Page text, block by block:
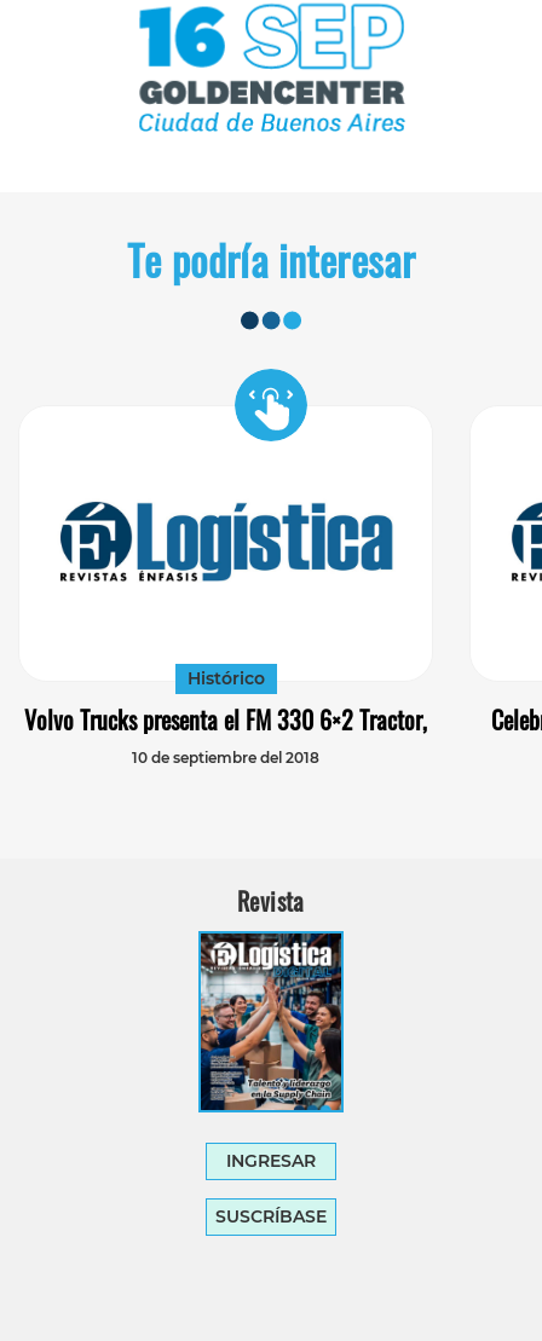
Te podría interesar
Histórico
Volvo Trucks presenta el FM 330 6×2 Tractor,
10 de septiembre del 2018
Revista
INGRESAR
SUSCRÍBASE